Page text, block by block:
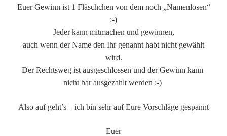
Euer Gewinn ist 1 Fläschchen von dem noch „Namenlosen“
:-)
Jeder kann mitmachen und gewinnen,
auch wenn der Name den Ihr genannt habt nicht gewählt
wird.
Der Rechtsweg ist ausgeschlossen und der Gewinn kann
nicht bar ausgezahlt werden :-)
Also auf geht’s – ich bin sehr auf Eure Vorschläge gespannt
Euer